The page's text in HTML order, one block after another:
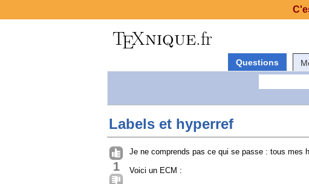
Questions
Labels et hyperref
1
Je ne comprends pas ce qui se passe : tous mes
Voici un ECM :